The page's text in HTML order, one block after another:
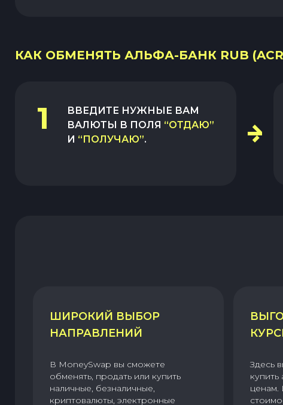
КАК ОБМЕНЯТЬ АЛЬФА-БАНК RUB
1
ВВЕДИТЕ НУЖНЫЕ ВАМ
ВАЛЮТЫ В ПОЛЯ “ОТДАЮ”
И “ПОЛУЧАЮ”.
ШИРОКИЙ ВЫБОР
НАПРАВЛЕНИЙ
В MoneySwap вы сможете
обменять, продать или купить
наличные, безналичные,
криптовалюты, электронные
Здесь